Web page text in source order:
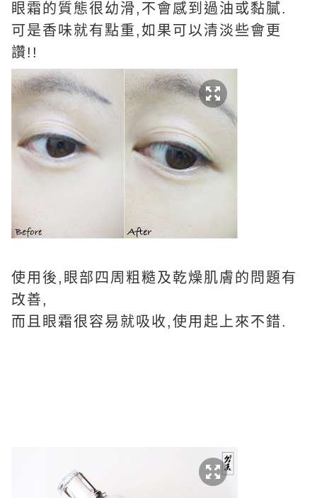
眼霜的質態很幼滑,不會感到過油或黏膩.
可是香味就有點重,如果可以清淡些會更
讚!!
使用後,眼部四周粗糙及乾燥肌膚的問題有
改善,
而且眼霜很容易就吸收,使用起上來不錯.